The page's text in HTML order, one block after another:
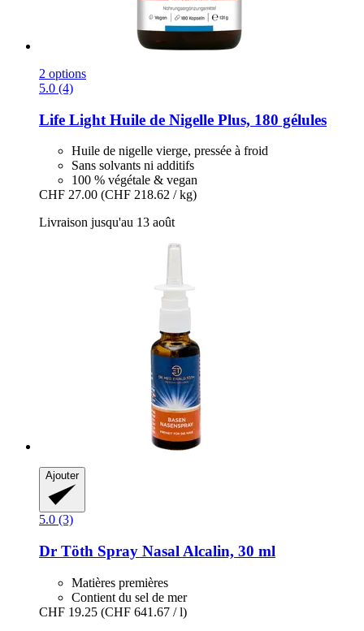
2 options
5.0 (4)
Life Light Huile de Nigelle Plus, 180 gélules
Huile de nigelle vierge, pressée à froid
Sans solvants ni additifs
100 % végétale & vegan
CHF 27.00 (CHF 218.62 / kg)
Livraison jusqu'au 13 août
Ajouter
5.0 (3)
Dr Töth Spray Nasal Alcalin, 30 ml
Matières premières
Contient du sel de mer
CHF 19.25 (CHF 641.67 / l)